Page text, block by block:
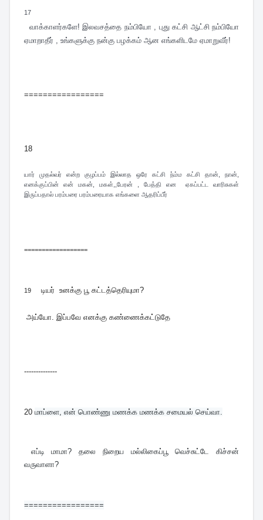
17
வாக்காளர்களே! இலவசத்தை நம்பியோ , புது கட்சி ஆட்சி நம்பியோ
ஏமாறாதீர் , உங்களுக்கு நன்கு பழக்கம் ஆன எங்களிடமே ஏமாறுவீர்!
=================
18
யார் முதல்வர் என்ற குழப்பம் இல்லாத ஒரே கட்சி ந்ம்ம கட்சி தான், நான்,
எனக்குப்பின் என் மகன், மகள்,,பேரன் , பேத்தி என ஏகப்பட்ட வாரிசுகள்
இருப்பதால் பரம்பரை பரம்பரையாக எங்களை ஆதரிப்பீர்
==================
19 டியர் உனக்கு பூ கட்டத்தெரியுமா?
அய்யோ. இப்பவே எனக்கு கண்ணைக்கட்டுதே
--------------
20 மாப்ளை, என் பொண்ணு மணக்க மணக்க சமையல் செய்வா.
வருவாளா?
=================